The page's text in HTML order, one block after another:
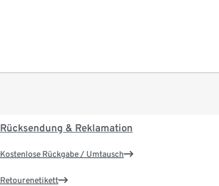
Rücksendung & Reklamation
Kostenlose Rückgabe / Umtausch
Retourenetikett